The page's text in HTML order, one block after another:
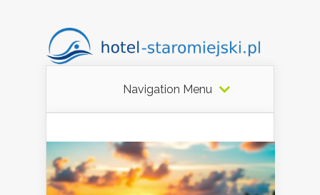
Navigation Menu